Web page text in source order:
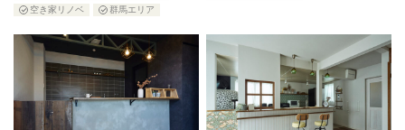
空き家リノベ
群馬エリア